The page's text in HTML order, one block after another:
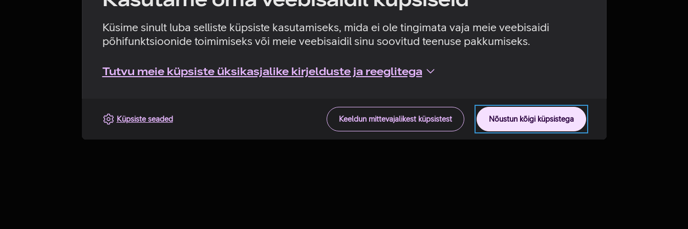
Küsime sinult luba selliste küpsiste kasutamiseks, mida ei ole tingimata vaja meie veebisaidi
põhifunktsioonide toimimiseks või meie veebisaidil sinu soovitud teenuse pakkumiseks.
Tutvu meie küpsiste üksikasjalike kirjelduste ja reeglitega
Nõustun kõigi küpsistega
Keeldun mittevajalikest küpsistest
Küpsiste seaded